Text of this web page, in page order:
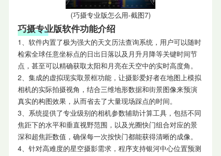
(巧摄专业版怎么用-截图7)
巧摄专业版软件功能介绍
1、软件内置了极为强大的天文历法查询系统，用户可以随时
检索全球任意坐标点的日出日落以及月升月降等关键时间节
点，甚至可以精确获取太阳和月亮在天空中的实时高度角。
2、集成的虚拟现实取景框功能，让摄影爱好者在地图上模拟
相机的实际拍摄视角，结合三维地形数据和街景图像来预演
真实的构图效果，从而省去了大量现场踩点的时间。
3、系统提供了专业级别的相机参数辅助计算工具，包括不同
焦距下的水平和垂直视野范围，以及光圈快门组合对应的景
深和超焦距数值，确保每一次按快门都能获得清晰的成像。
4、针对高难度的星空摄影需求，程序支持银河中心位置预测